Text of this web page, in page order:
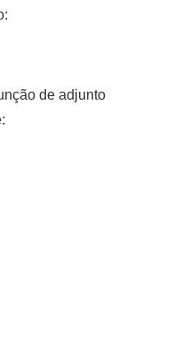
de adjunto